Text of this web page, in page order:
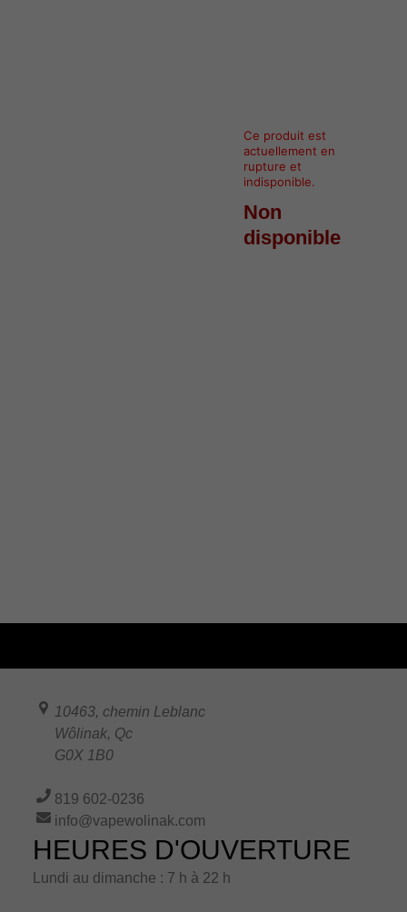
Ce produit est
actuellement en
rupture et
indisponible.
Non
disponible
10463, chemin Leblanc
Wôlinak, Qc
G0X 1B0
819 602-0236
info@vapewolinak.com
HEURES D'OUVERTURE
Lundi au dimanche : 7 h à 22 h